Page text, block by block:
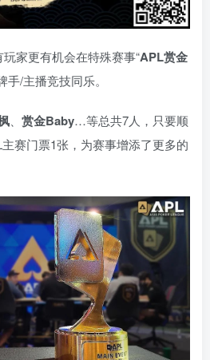
家更有机会在特殊赛事“APL赏金
手/主播竞技同乐。
赏金Baby…等总共7人，只要顺
赛门票1张，为赛事增添了更多的